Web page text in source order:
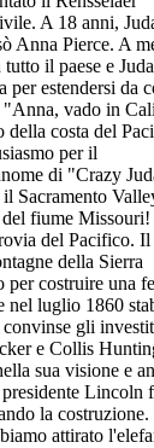
A 18 anni,
Anna Pierce. A
il paese e
per estendersi da
"Anna, vado in
della costa del
per il
di "Crazy
Sacramento
fiume Missouri!
del Pacifico.
della Sierra
per costruire una
nel luglio 1860
gli
e Collis
sua visione e
Lincoln
la costruzione.
attirato